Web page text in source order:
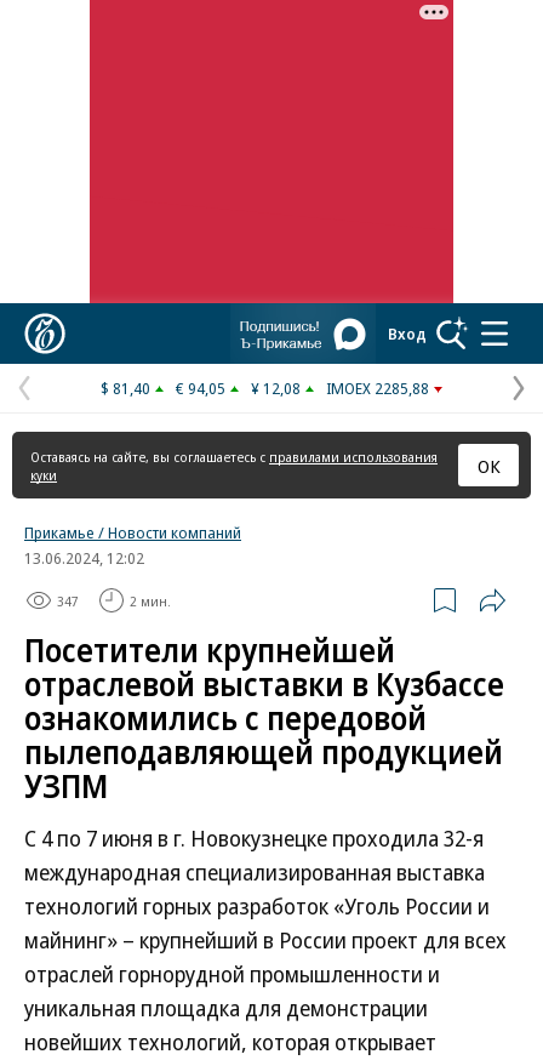
Вход
Предыдущая
страница
$ 81,40 € 94,05 ¥ 12,08 IMOEX 2285,88
Оставаясь на сайте, вы соглашаетесь с правилами использования
куки
ОК
Прикамье / Новости компаний
13.06.2024, 12:02
347 2 мин.
Посетители крупнейшей
отраслевой выставки в Кузбассе
ознакомились с передовой
пылеподавляющей продукцией
УЗПМ
С 4 по 7 июня в г. Новокузнецке проходила 32-я
международная специализированная выставка
технологий горных разработок «Уголь России и
майнинг» – крупнейший в России проект для всех
отраслей горнорудной промышленности и
уникальная площадка для демонстрации
новейших технологий, которая открывает